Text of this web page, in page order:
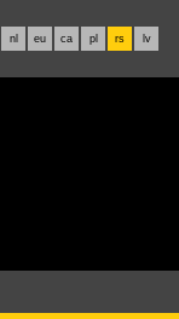
nl eu ca pl rs lv